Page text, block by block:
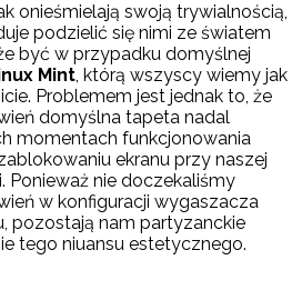
onieśmielają swoją trywialnością,
podzielić się nimi ze światem
być w przypadku domyślnej
Mint, którą wszyscy wiemy jak
Problemem jest jednak to, że
domyślna tapeta nadal
momentach funkcjonowania
ekranu przy naszej
Ponieważ nie doczekaliśmy
w konfiguracji wygaszacza
pozostają nam partyzanckie
tego niuansu estetycznego.